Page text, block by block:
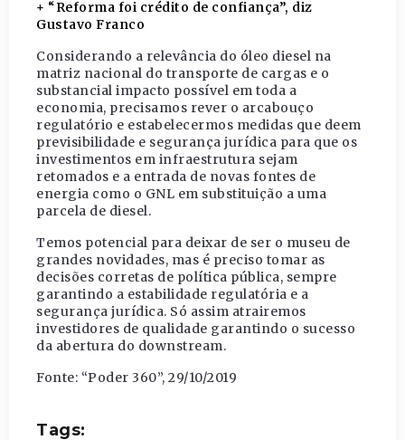
+ “Reforma foi crédito de confiança”, diz
Gustavo Franco
Considerando a relevância do óleo diesel na
matriz nacional do transporte de cargas e o
substancial impacto possível em toda a
economia, precisamos rever o arcabouço
regulatório e estabelecermos medidas que deem
previsibilidade e segurança jurídica para que os
investimentos em infraestrutura sejam
retomados e a entrada de novas fontes de
energia como o GNL em substituição a uma
parcela de diesel.
Temos potencial para deixar de ser o museu de
grandes novidades, mas é preciso tomar as
decisões corretas de política pública, sempre
garantindo a estabilidade regulatória e a
segurança jurídica. Só assim atrairemos
investidores de qualidade garantindo o sucesso
da abertura do downstream.
Fonte: “Poder 360”, 29/10/2019
Tags: